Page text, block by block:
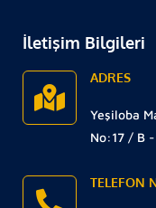
İletişim Bilgileri
ADRES
Yeşiloba
No:17 / B
TELEFON